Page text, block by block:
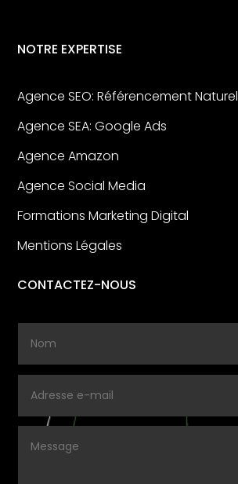
NOTRE EXPERTISE
Agence SEO: Référencement Naturel
Agence SEA: Google Ads
Agence Amazon
Agence Social Media
Formations Marketing Digital
Mentions Légales
CONTACTEZ-NOUS